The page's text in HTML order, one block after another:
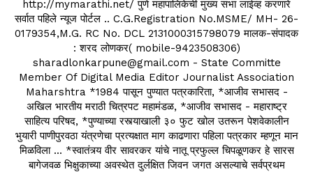
http://mymarathi.net/ पुणे महापालिकेची मुख्य सभा लाईव्ह करणारे
सर्वात पहिले न्यूज पोर्टल .. C.G.Registration No.MSME/ MH- 26-
0179354,M.G. RC No. DCL 2131000315798079 मालक-संपादक
: शरद लोणकर( mobile-9423508306)
sharadlonkarpune@gmail.com - State Committe
Member Of Digital Media Editor Journalist Association
Maharshtra *1984 पासून पुण्यात पत्रकारिता, *आजीव सभासद -
अखिल भारतीय मराठी चित्रपट महामंडळ, *आजीव सभासद - महाराष्ट्र
साहित्य परिषद, *पुण्याच्या रस्त्याखाली ३० फुट खोल उतरून पेशवेकालीन
भुयारी पाणीपुरवठा यंत्रणेचा प्रत्यक्षात माग काढणारा पहिला पत्रकार म्हणून मान
मिळविला ... *स्वातंत्र्य वीर सावरकर यांचे नातू प्रफुल्ल चिपळूणकर हे सारस
बागेजवळ भिक्षुकाच्या अवस्थेत दुर्लक्षित जिवन जगत असल्याचे सर्वप्रथम